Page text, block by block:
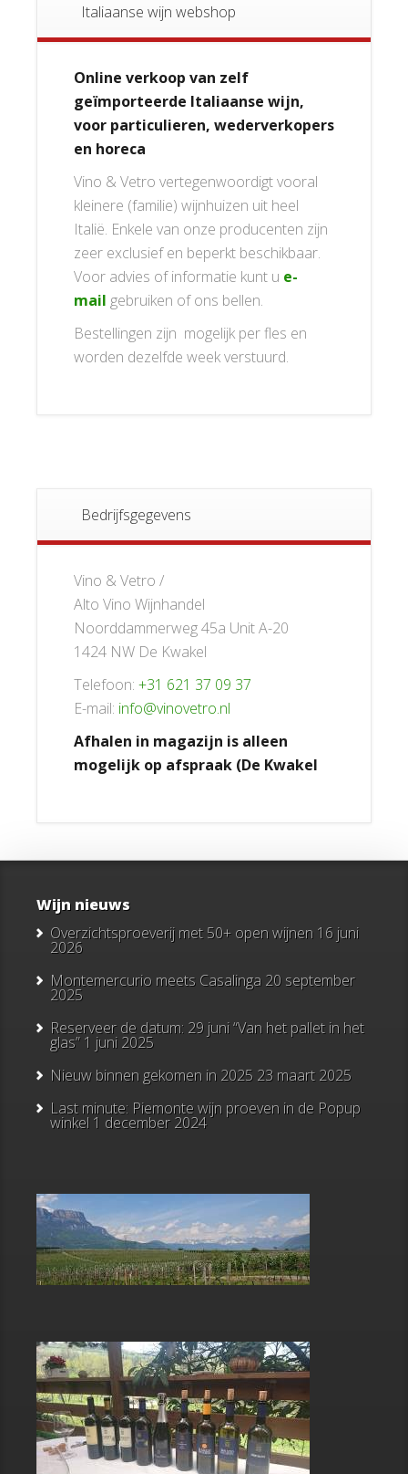
Italiaanse wijn webshop
Online verkoop van zelf
geïmporteerde Italiaanse wijn,
voor particulieren, wederverkopers
en horeca
Vino & Vetro vertegenwoordigt vooral
kleinere (familie) wijnhuizen uit heel
Italië. Enkele van onze producenten zijn
zeer exclusief en beperkt beschikbaar.
Voor advies of informatie kunt u e-
mail gebruiken of ons bellen.
Bestellingen zijn mogelijk per fles en
worden dezelfde week verstuurd.
Bedrijfsgegevens
Vino & Vetro /
Alto Vino Wijnhandel
Noorddammerweg 45a Unit A-20
1424 NW De Kwakel
Telefoon: +31 621 37 09 37
E-mail: info@vinovetro.nl
Afhalen in magazijn is alleen
mogelijk op afspraak (De Kwakel
Wijn nieuws
Overzichtsproeverij met 50+ open wijnen 16 juni
2026
Montemercurio meets Casalinga 20 september
2025
Reserveer de datum: 29 juni “Van het pallet in het
glas” 1 juni 2025
Nieuw binnen gekomen in 2025 23 maart 2025
Last minute: Piemonte wijn proeven in de Popup
winkel 1 december 2024